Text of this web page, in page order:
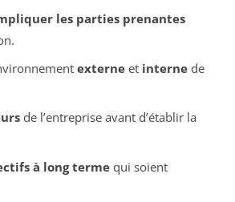
les parties prenantes
externeet internede
de l’entreprise avant d’établir la
à long termequi soient